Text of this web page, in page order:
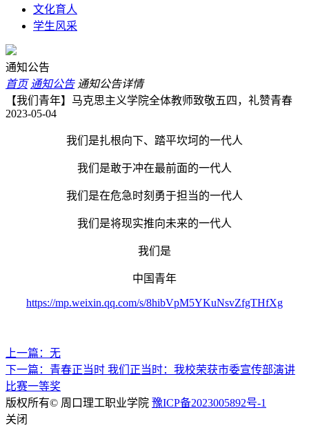
文化育人
学生风采
通知公告
首页 通知公告 通知公告详情
【我们青年】马克思主义学院全体教师致敬五四，礼赞青春
2023-05-04
我们是扎根向下、踏平坎坷的一代人
我们是敢于冲在最前面的一代人
我们是在危急时刻勇于担当的一代人
我们是将现实推向未来的一代人
我们是
中国青年
https://mp.weixin.qq.com/s/8hibVpM5YKuNsvZfgTHfXg
上一篇：无
下一篇：青春正当时 我们正当时：我校荣获市委宣传部演讲
比赛一等奖
版权所有© 周口理工职业学院 豫ICP备2023005892号-1
关闭